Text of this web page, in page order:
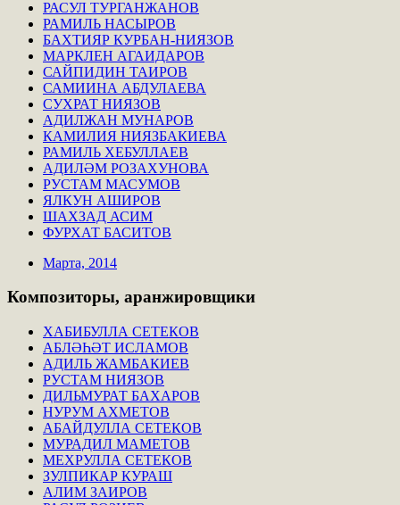
РАСУЛ ТУРГАНЖАНОВ
РАМИЛЬ НАСЫРОВ
БАХТИЯР КУРБАН-НИЯЗОВ
МАРКЛЕН АГАИДАРОВ
САЙПИДИН ТАИРОВ
САМИИНА АБДУЛАЕВА
СУХРАТ НИЯЗОВ
АДИЛЖАН МУНАРОВ
КАМИЛИЯ НИЯЗБАКИЕВА
РАМИЛЬ ХЕБУЛЛАЕВ
АДИЛӘМ РОЗАХУНОВА
РУСТАМ МАСУМОВ
ЯЛКУН АШИРОВ
ШАХЗАД АСИМ
ФУРХАТ БАСИТОВ
Марта, 2014
Композиторы, аранжировщики
ХАБИБУЛЛА СЕТЕКОВ
АБЛӘҺӘТ ИСЛАМОВ
АДИЛЬ ЖАМБАКИЕВ
РУСТАМ НИЯЗОВ
ДИЛЬМУРАТ БАХАРОВ
НУРУМ АХМЕТОВ
АБАЙДУЛЛА СЕТЕКОВ
МУРАДИЛ МАМЕТОВ
МЕХРУЛЛА СЕТЕКОВ
ЗУЛПИКАР КУРАШ
АЛИМ ЗАИРОВ